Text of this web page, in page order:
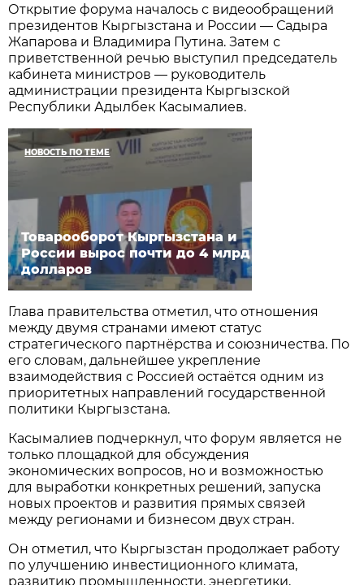
Открытие форума началось с видеообращений
президентов Кыргызстана и России — Садыра
Жапарова и Владимира Путина. Затем с
приветственной речью выступил председатель
кабинета министров — руководитель
администрации президента Кыргызской
Республики Адылбек Касымалиев.
НОВОСТЬ ПО ТЕМЕ
Товарооборот Кыргызстана и
России вырос почти до 4 млрд
долларов
Глава правительства отметил, что отношения
между двумя странами имеют статус
стратегического партнёрства и союзничества. По
его словам, дальнейшее укрепление
взаимодействия с Россией остаётся одним из
приоритетных направлений государственной
политики Кыргызстана.
Касымалиев подчеркнул, что форум является не
только площадкой для обсуждения
экономических вопросов, но и возможностью
для выработки конкретных решений, запуска
новых проектов и развития прямых связей
между регионами и бизнесом двух стран.
Он отметил, что Кыргызстан продолжает работу
по улучшению инвестиционного климата,
развитию промышленности, энергетики,